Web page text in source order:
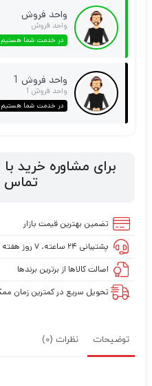
واحد فروش
واحد فروش
در خدمت شما هستیم
واحد فروش 1
واحد فروش 1
در خدمت شما هستیم
برای مشاوره خرید
تماس
تضمین بهترین قیمت بازار
پشتیبانی ۲۴ ساعته، ۷ روز هفته
اصالت کالاها از برترین برندها
تحویل سریع در کمترین زمان
توضیحات نظرات (0)